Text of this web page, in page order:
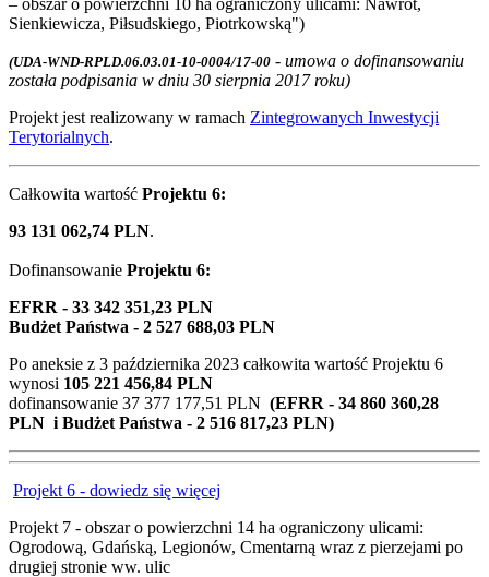
Sienkiewicza, Piłsudskiego, Piotrkowską")
(UDA-WND-RPLD.06.03.01-10-0004/17-00 - umowa o dofinansowaniu
została podpisania w dniu 30 sierpnia 2017 roku)
Projekt jest realizowany w ramach Zintegrowanych Inwestycji
Terytorialnych.
Całkowita wartość Projektu 6:
93 131 062,74 PLN.
Dofinansowanie Projektu 6:
EFRR - 33 342 351,23 PLN
Budżet Państwa - 2 527 688,03 PLN
Po aneksie z 3 października 2023 całkowita wartość Projektu 6
wynosi 105 221 456,84 PLN
dofinansowanie 37 377 177,51 PLN (EFRR - 34 860 360,28
PLN i Budżet Państwa - 2 516 817,23 PLN)
Projekt 6 - dowiedz się więcej
Projekt 7 - obszar o powierzchni 14 ha ograniczony ulicami:
Ogrodową, Gdańską, Legionów, Cmentarną wraz z pierzejami po
drugiej stronie ww. ulic